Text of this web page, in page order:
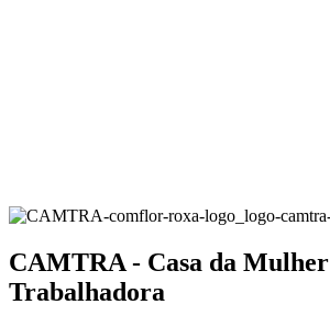
CAMTRA - Casa da Mulher
Trabalhadora